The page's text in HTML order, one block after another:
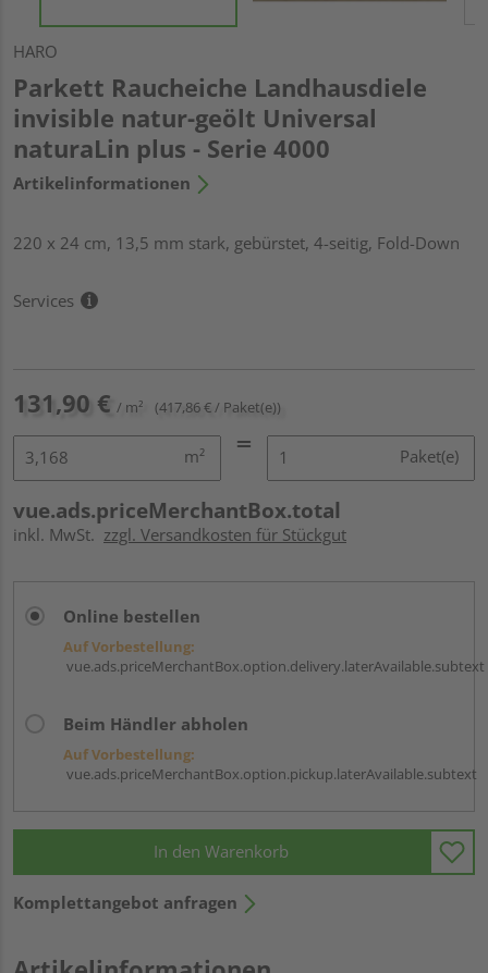
HARO
Parkett Raucheiche Landhausdiele
invisible natur-geölt Universal
naturaLin plus - Serie 4000
Artikelinformationen
220 x 24 cm, 13,5 mm stark, gebürstet, 4-seitig, Fold-Down
Services
131,90 € / m² (417,86 € / Paket(e))
m² Paket(e)
vue.ads.priceMerchantBox.total
inkl. MwSt. zzgl. Versandkosten für Stückgut
Online bestellen
Auf Vorbestellung:
vue.ads.priceMerchantBox.option.delivery.laterAvailable.subtext
Beim Händler abholen
Auf Vorbestellung:
vue.ads.priceMerchantBox.option.pickup.laterAvailable.subtext
In den Warenkorb
Komplettangebot anfragen